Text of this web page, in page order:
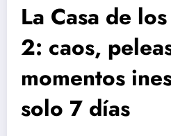
La Casa de
2: caos,
momentos
solo 7 días